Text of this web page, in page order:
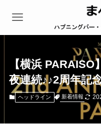
【横浜 PARAISO
夜連続♪♪2周年記
ヘッドライン 新着情報